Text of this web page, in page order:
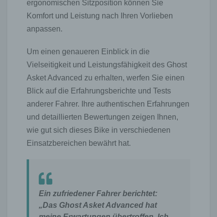
ergonomischen Sitzposition können Sie
Komfort und Leistung nach Ihren Vorlieben
anpassen.
Um einen genaueren Einblick in die
Vielseitigkeit und Leistungsfähigkeit des Ghost
Asket Advanced zu erhalten, werfen Sie einen
Blick auf die Erfahrungsberichte und Tests
anderer Fahrer. Ihre authentischen Erfahrungen
und detaillierten Bewertungen zeigen Ihnen,
wie gut sich dieses Bike in verschiedenen
Einsatzbereichen bewährt hat.
Ein zufriedener Fahrer berichtet:
„Das Ghost Asket Advanced hat
Ziel ausgewertet, den Datenschutz und die
Datensicherheit in unserem Unternehmen zu erhöhen,
um letztlich ein optimales Schutzniveau für die von uns
sicherzustellen. Die anonymen Daten der Server-
Logfiles werden getrennt von allen durch eine betroffene
Person angegebenen personenbezogenen Daten
gespeichert.
Registrierung auf unserer Internetseite
Die betroffene Person hat die Möglichkeit, sich auf der
Internetseite des für die Verarbeitung Verantwortlichen
unter Angabe von personenbezogenen Daten zu
registrieren. Welche personenbezogenen Daten dabei
werden, ergibt sich aus der jeweiligen Eingabemaske,
betroffenen Person eingegebenen personenbezogenen
Verwendung bei dem für die Verarbeitung
Verantwortlichen und für eigene Zwecke erhoben und